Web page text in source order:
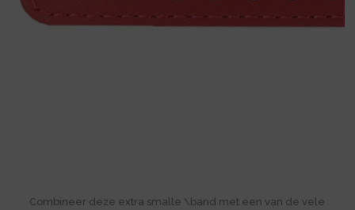
Combineer deze extra smalle \band met een van de vele